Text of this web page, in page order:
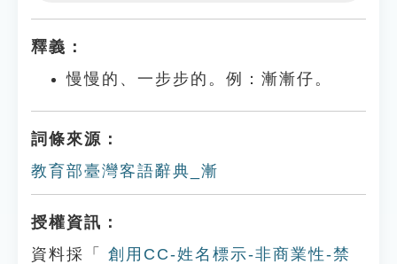
釋義：
慢慢的、一步步的。例：漸漸仔。
詞條來源：
教育部臺灣客語辭典_漸
授權資訊：
資料採「
創用CC-姓名標示-非商業性-禁